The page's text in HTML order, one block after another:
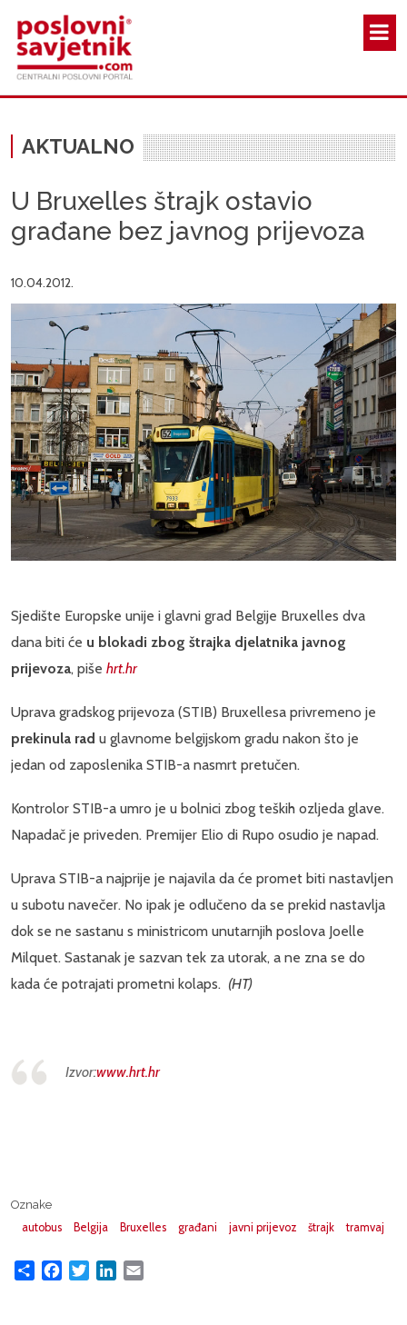
AKTUALNO
U Bruxelles štrajk ostavio
građane bez javnog prijevoza
10.04.2012.
Sjedište Europske unije i glavni grad Belgije Bruxelles dva
dana biti će u blokadi zbog štrajka djelatnika javnog
prijevoza, piše hrt.hr
Uprava gradskog prijevoza (STIB) Bruxellesa privremeno je
prekinula rad u glavnome belgijskom gradu nakon što je
jedan od zaposlenika STIB-a nasmrt pretučen.
Kontrolor STIB-a umro je u bolnici zbog teških ozljeda glave.
Napadač je priveden. Premijer Elio di Rupo osudio je napad.
Uprava STIB-a najprije je najavila da će promet biti nastavljen
u subotu navečer. No ipak je odlučeno da se prekid nastavlja
dok se ne sastanu s ministricom unutarnjih poslova Joelle
Milquet. Sastanak je sazvan tek za utorak, a ne zna se do
kada će potrajati prometni kolaps. (HT)
Izvor:www.hrt.hr
Oznake
autobus
Belgija Bruxelles građani javni prijevoz štrajk tramvaj
Share FacebookTwitterLinkedIn